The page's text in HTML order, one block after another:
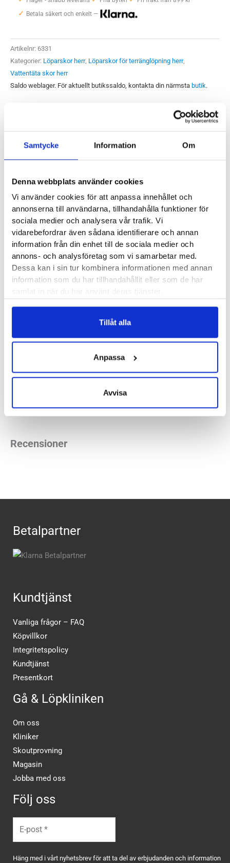
Samtycke Information Om
Denna webbplats använder cookies
Vi använder cookies för att anpassa innehållet och
annonserna till användarna, tillhandahålla funktioner för
sociala medier och analysera vår trafik. Vi
vidarebefordrar även sådana identifierare och annan
information från din enhet till de sociala medier och
annons- och analysföretag som vi samarbetar med.
Dessa kan i sin tur kombinera informationen med annan
information som du har tillhandahållit eller som de har
samlat in när du har använt deras tjänster.
Tillåt alla
Anpassa
Avvisa
Challenger
GTX
Herr
mängd
✓ Betala säkert och enkelt —
Artikelnr: 6331
Kategorier: Löparskor herr, Löparskor för terränglöpning herr,
Vattentäta skor herr
Saldo weblager. För aktuellt butikssaldo, kontakta din närmsta butik.
Produktegenskaper
Hoka One One Challenger ATR 6 GTX Herr är en vattentät
från övriga modeller från Hoka och den ger dig låg vikt och
behaglig stötdämpning. Challenger ATR 6 GTX är en modell
för dig som söker allsidighet i dina löparskor. Vare sig du
lägger mil på asfalt eller beger dig ut i skogen kommer
dämpningen och greppet i sulan vara funktionellt. ATR står
nämligen för All Terrain.
Vikt:279 g
Häl 29 mm – Framfot 24 mm
Stockholm Hornstull,Stockholm Odengatan
Uppsala
Recensioner
Betalpartner
Kundtjänst
Vanliga frågor – FAQ
Köpvillkor
Integritetspolicy
Kundtjänst
Presentkort
Gå & Löpkliniken
Om oss
Kliniker
Skoutprovning
Magasin
Jobba med oss
Följ oss
Häng med i vårt nyhetsbrev för att ta del av erbjudanden och information